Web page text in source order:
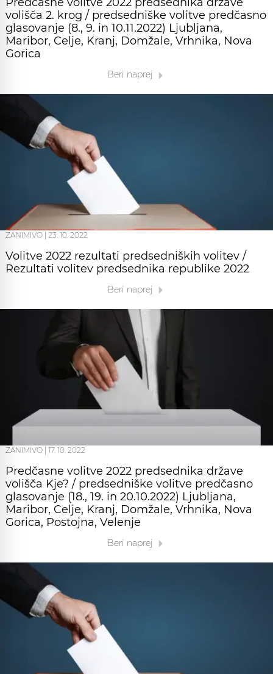
Predčasne volitve 2022 predsednika države
volišča 2. krog / predsedniške volitve predčasno
glasovanje (8., 9. in 10.11.2022) Ljubljana,
Maribor, Celje, Kranj, Domžale, Vrhnika, Nova
Gorica
Beri naprej
ZANIMIVO 23. 10. 2022
Volitve 2022 rezultati predsedniških volitev /
Rezultati volitev predsednika republike 2022
Beri naprej
ZANIMIVO 17. 10. 2022
Predčasne volitve 2022 predsednika države
volišča Kje? / predsedniške volitve predčasno
glasovanje (18., 19. in 20.10.2022) Ljubljana,
Maribor, Celje, Kranj, Domžale, Vrhnika, Nova
Gorica, Postojna, Velenje
Beri naprej